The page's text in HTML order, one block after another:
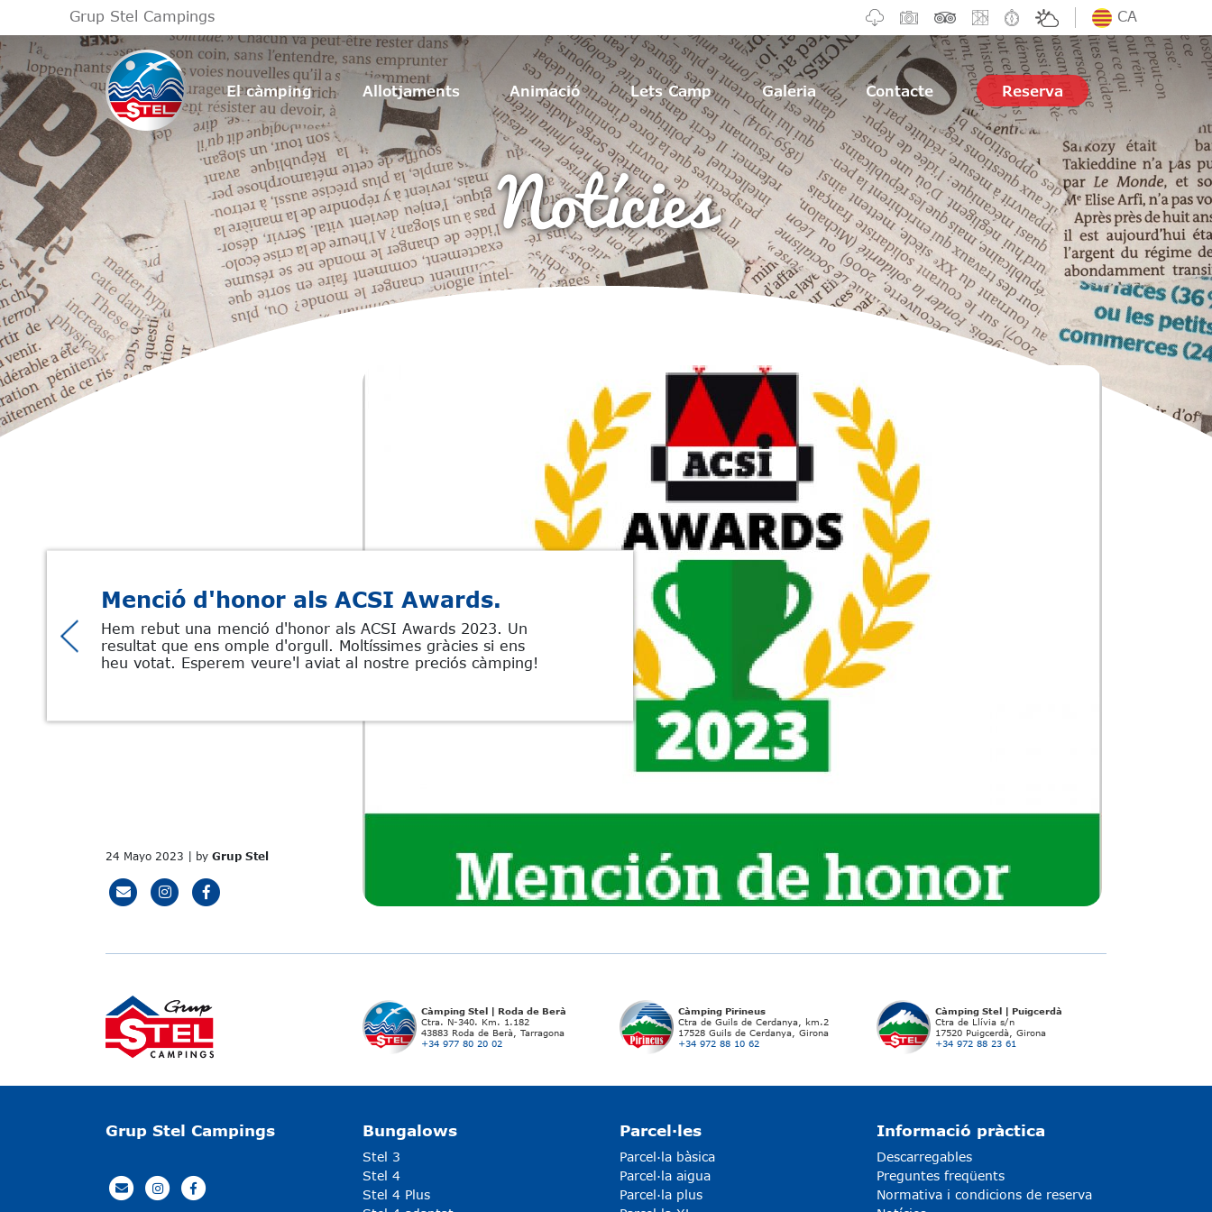
Grup Stel Campings CA
El càmping Allotjaments Animació Lets Camp Galeria Contacte Reserva
Notícies
Menció d'honor als ACSI Awards.
Hem rebut una menció d'honor als ACSI Awards 2023. Un
resultat que ens omple d'orgull. Moltíssimes gràcies si ens
heu votat. Esperem veure'l aviat al nostre preciós càmping!
24 Mayo 2023 | by Grup Stel
Càmping Stel | Roda de Berà
Ctra. N-340. Km. 1.182
43883 Roda de Berà, Tarragona
+34 977 80 20 02
Càmping Pirineus
Ctra de Guils de Cerdanya, km.2
17528 Guils de Cerdanya, Girona
+34 972 88 10 62
Càmping Stel | Puigcerdà
Ctra de Llívia s/n
17520 Puigcerdà, Girona
+34 972 88 23 61
Grup Stel Campings Bungalows
Stel 3
Stel 4
Stel 4 Plus
Parcel·les
Parcel·la bàsica
Parcel·la aigua
Parcel·la plus
Informació pràctica
Descarregables
Preguntes freqüents
Normativa i condicions de reserva